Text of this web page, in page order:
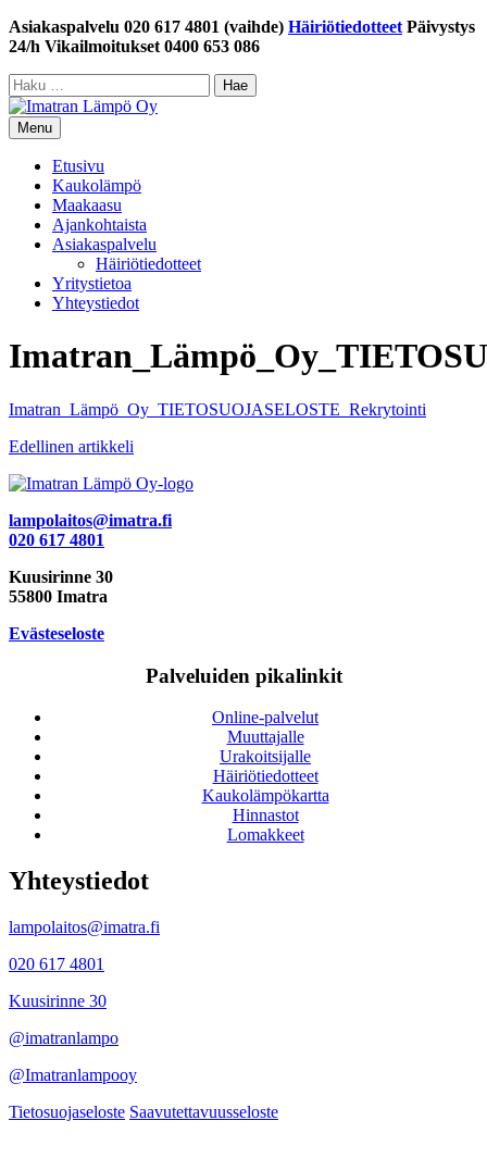
Siirry
sisältöön
Asiakaspalvelu 020 617 4801 (vaihde) Häiriötiedotteet Päivystys
24/h Vikailmoitukset 0400 653 086
Haku:
Menu
Etusivu
Kaukolämpö
Maakaasu
Ajankohtaista
Asiakaspalvelu
Häiriötiedotteet
Yritystietoa
Yhteystiedot
Imatran_Lämpö_Oy_TIETOSUOJASELOSTE_Rekrytointi
Artikkelien
selaus
Edellinen artikkeli
lampolaitos@imatra.fi
020 617 4801
Kuusirinne 30
55800 Imatra
Evästeseloste
Palveluiden pikalinkit
Online-palvelut
Muuttajalle
Urakoitsijalle
Häiriötiedotteet
Kaukolämpökartta
Hinnastot
Lomakkeet
Yhteystiedot
lampolaitos@imatra.fi
020 617 4801
Kuusirinne 30
@imatranlampo
@Imatranlampooy
Tietosuojaseloste Saavutettavuusseloste